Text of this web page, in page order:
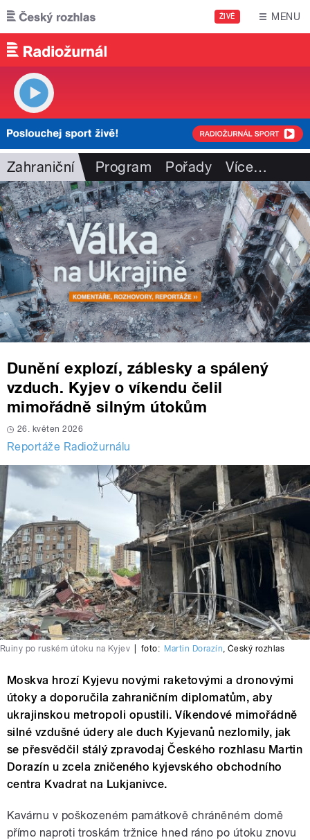
Přejít k hlavnímu obsahu
ŽIVĚ MENU
Zahraniční Program Pořady Více…
Dunění explozí, záblesky a spálený
vzduch. Kyjev o víkendu čelil
mimořádně silným útokům
26. květen 2026
Reportáže Radiožurnálu
Ruiny po ruském útoku na Kyjev foto: Martin Dorazín Český rozhlas
Moskva hrozí Kyjevu novými raketovými a dronovými
útoky a doporučila zahraničním diplomatům, aby
ukrajinskou metropoli opustili. Víkendové mimořádně
silné vzdušné údery ale duch Kyjevanů nezlomily, jak
se přesvědčil stálý zpravodaj Českého rozhlasu Martin
Dorazín u zcela zničeného kyjevského obchodního
centra Kvadrat na Lukjanivce.
Kavárnu v poškozeném památkově chráněném domě
přímo naproti troskám tržnice hned ráno po útoku znovu